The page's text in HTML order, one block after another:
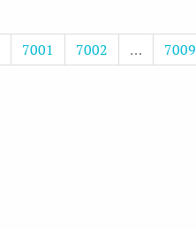
7001 7002 …
7009